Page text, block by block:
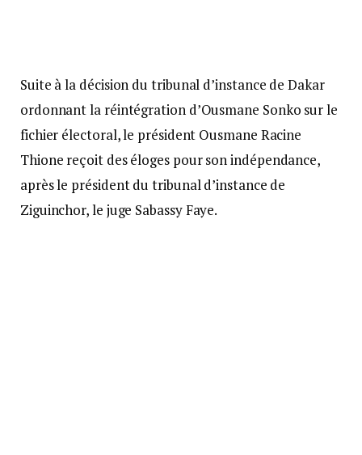
Suite à la décision du tribunal d’instance de Dakar
ordonnant la réintégration d’Ousmane Sonko sur le
fichier électoral, le président Ousmane Racine
Thione reçoit des éloges pour son indépendance,
après le président du tribunal d’instance de
Ziguinchor, le juge Sabassy Faye.